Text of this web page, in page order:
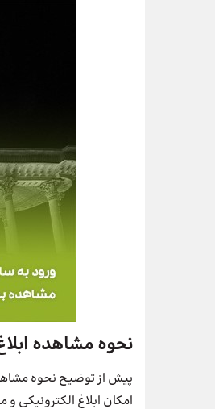
نحوه مشاهده
پیش از توضیح نحوه مشاهده
امکان ابلاغ الکترونیکی